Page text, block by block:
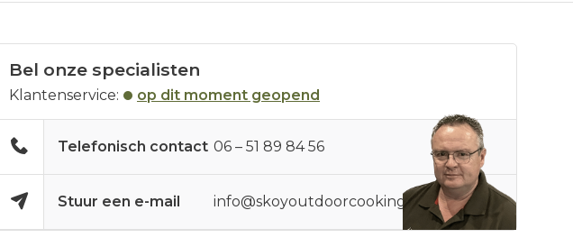
Bel onze specialisten
Klantenservice: op dit moment geopend
Telefonisch contact 06 – 51 89 84 56
Stuur een e-mail info@skoyoutdoorcooking.nl